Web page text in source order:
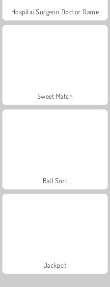
Hospital Surgeon Doctor Game
Sweet Match
Ball Sort
Jackpot